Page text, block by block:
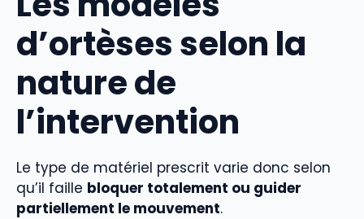
d’ortèses selon la
nature de
l’intervention
Le type de matériel prescrit varie donc selon
qu’il faille bloquer totalement ou guider
partiellement le mouvement.